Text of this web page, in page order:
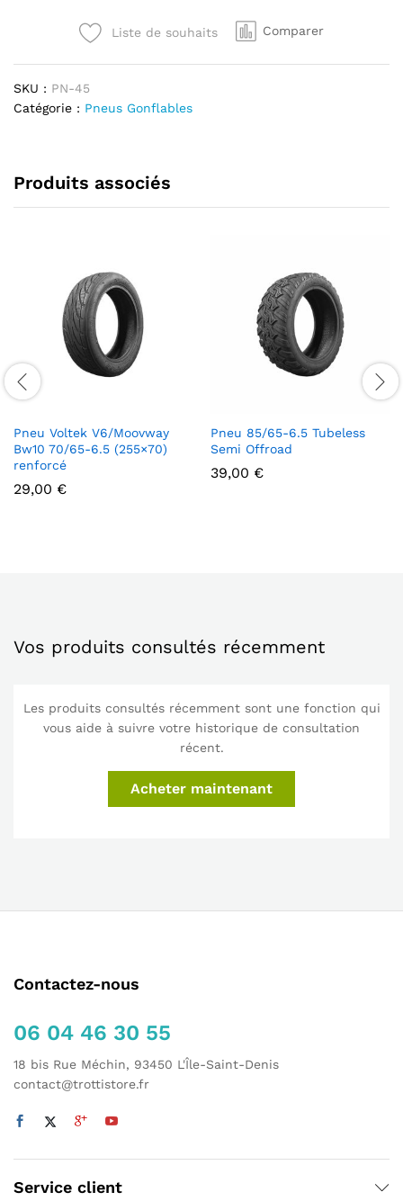
9
renforcé
Liste de souhaits Comparer
SKU : PN-45
Catégorie : Pneus Gonflables
Produits associés
Pneu Voltek V6/Moovway
Bw10 70/65-6.5 (255×70)
renforcé
29,00 €
Pneu 85/65-6.5 Tubeless
Semi Offroad
39,00 €
Vos produits consultés récemment
Les produits consultés récemment sont une fonction qui
vous aide à suivre votre historique de consultation
récent.
Acheter maintenant
Contactez-nous
06 04 46 30 55
18 bis Rue Méchin, 93450 L'Île-Saint-Denis
contact@trottistore.fr
Service client